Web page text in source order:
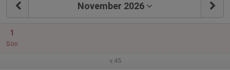
November 2026
1
Sön
v.45